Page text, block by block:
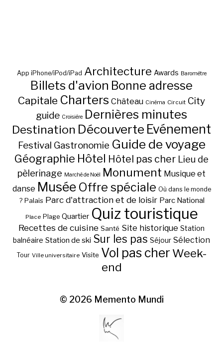
App iPhone/iPod/iPad Architecture Awards Baromètre
Billets d'avion Bonne adresse
Capitale Charters Château Cinéma Circuit City
guide Croisière Dernières minutes
Destination Découverte Evénement
Festival Gastronomie Guide de voyage
Géographie Hôtel Hôtel pas cher Lieu de
pèlerinage Marché de Noël Monument Musique et
danse Musée Offre spéciale Où dans le monde
? Palais Parc d'attraction et de loisir Parc National
Place Plage Quartier Quiz touristique
Recettes de cuisine Santé Site historique Station
balnéaire Station de ski Sur les pas Séjour Sélection
Tour Ville universitaire Visite Vol pas cher Week-
end
© 2026 Memento Mundi